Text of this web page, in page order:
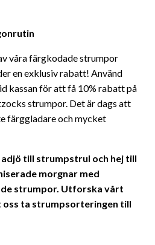
våra färgkodade strumpor
en exklusiv rabatt! Använd
kassan för att få 10% rabatt på
strumpor. Det är dags att
färggladare och mycket
till strumpstrul och hej till
morgnar med
strumpor. Utforska vårt
oss ta strumpsorteringen till